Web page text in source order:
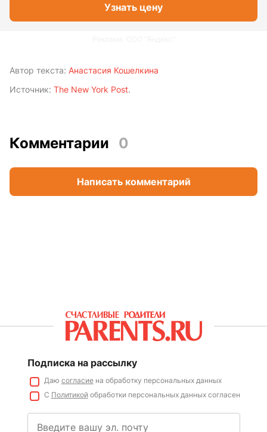
Узнать цену
Автор текста: Анастасия Кошелкина
Источник: The New York Post.
Комментарии 0
Написать комментарий
Подписка на рассылку
Даю согласиена обработку персональных данных
С Политикойобработки персональных данных согласен